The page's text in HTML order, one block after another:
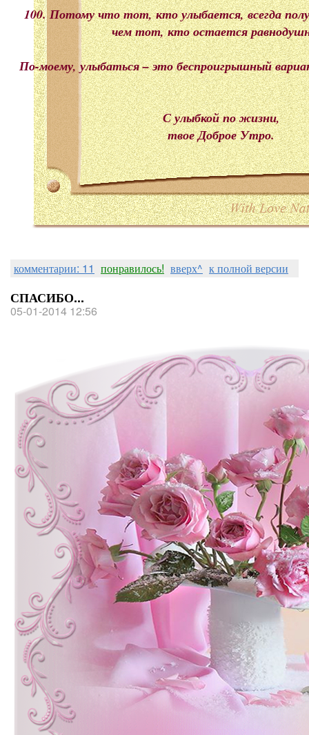
100. Потому что тот, кто улыбается, всегда
чем тот, кто остается
По-моему, улыбаться – это беспроигрышный
С улыбкой по жизни,
твое Доброе Утро.
комментарии: 11 понравилось! вверх^ к полной версии
СПАСИБО...
05-01-2014 12:56